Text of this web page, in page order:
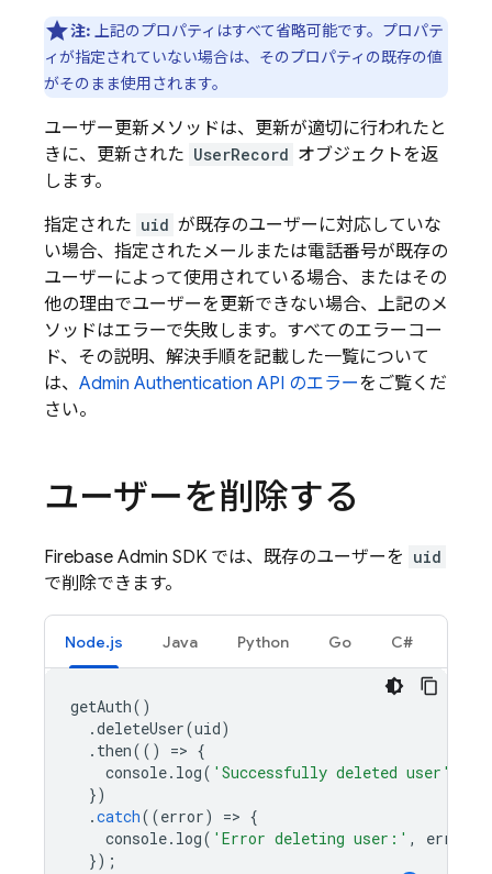
注: 上記のプロパティはすべて省略可能です。プロパテ
ィが指定されていない場合は、そのプロパティの既存の値
がそのまま使用されます。
ユーザー更新メソッドは、更新が適切に行われたと
きに、更新された UserRecord オブジェクトを返
します。
指定された uid が既存のユーザーに対応していな
い場合、指定されたメールまたは電話番号が既存の
ユーザーによって使用されている場合、またはその
他の理由でユーザーを更新できない場合、上記のメ
ソッドはエラーで失敗します。すべてのエラーコー
ド、その説明、解決手順を記載した一覧について
は、 Admin Authentication API のエラーをご覧くだ
さい。
ユーザーを削除する
Firebase Admin SDK では、既存のユーザーを uid
で削除できます。
Node.js Java Python Go C#
getAuth()
.deleteUser(uid)
. then(() => {
console. log( 'Successfully deleted user'
})
.catch((error) => {
console. log( 'Error deleting user:' , error
});